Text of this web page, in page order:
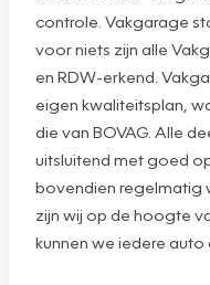
controle. Vakgarage
voor niets zijn alle
en RDW-erkend.
eigen kwaliteitsplan,
die van BOVAG. Alle
uitsluitend met goed
bovendien regelmatig
zijn wij op de hoogte
kunnen we iedere auto